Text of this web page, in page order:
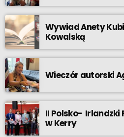
Wywiad Anety
Kowalską
Wieczór autorski
II Polsko-
w Kerry